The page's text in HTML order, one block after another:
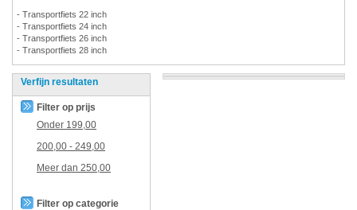
- Transportfiets 22 inch
- Transportfiets 24 inch
- Transportfiets 26 inch
- Transportfiets 28 inch
Verfijn resultaten
Filter op prijs
Onder 199,00
200,00 - 249,00
Meer dan 250,00
Filter op categorie